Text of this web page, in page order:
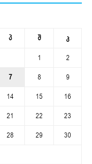
პ შ კ
1
2
7 8
9
14 15
16
21 22
23
28 29
30